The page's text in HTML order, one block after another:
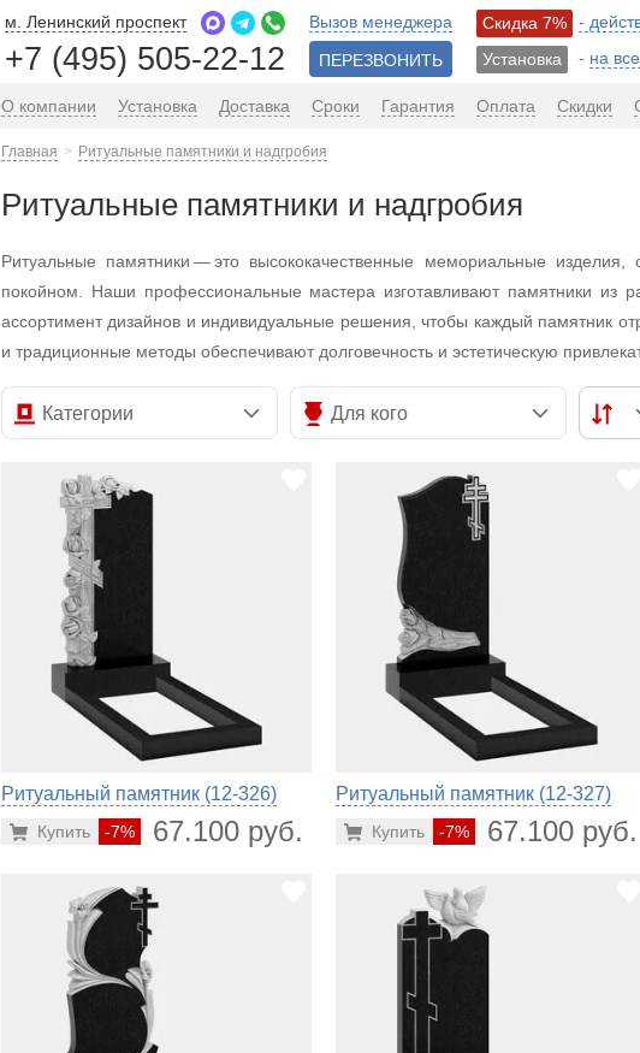
м. Ленинский проспект
+7 (495) 505-22-12
Вызов менеджера
ПЕРЕЗВОНИТЬ
Скидка 7%
-
Установка
- на
О компании Установка Доставка Сроки Гарантия Оплата Скидки
Главная Ритуальные памятники и надгробия
Ритуальные памятники и надгробия
Ритуальные памятники — это высококачественные мемориальные
покойном. Наши профессиональные мастера изготавливают памятники
ассортимент дизайнов и индивидуальные решения, чтобы каждый памятник
и традиционные методы обеспечивают долговечность и эстетическую
Категории Для кого
Ритуальный памятник (12-326)
-7% 67.100 руб.
Купить
Ритуальный памятник (12-327)
-7% 67.100 руб.
Купить